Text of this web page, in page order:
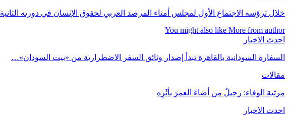
خلال ترؤسه الاجتماع الأول لمجلس أمناء المرصد العربي لحقوق الإنسان في دورته الثانية
You might also like More from author
احدث الاخبار
السفارة السودانية بالقاهرة تبدأ إصدار وثائق السفر الاضطرارية من «بيت السودان»…
مقالات
مرثية الوفاء: رحيلُ من أضاءَ العمرَ بأثَرِه
احدث الاخبار